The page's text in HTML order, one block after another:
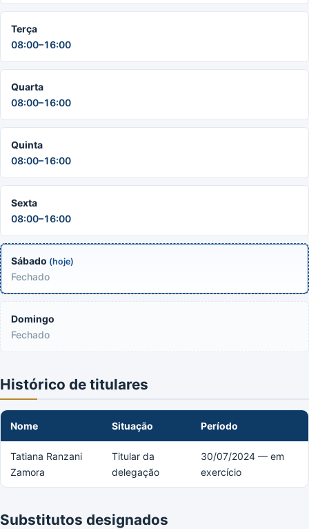
Terça
08:00–16:00
Quarta
08:00–16:00
Quinta
08:00–16:00
Sexta
08:00–16:00
Sábado (hoje)
Fechado
Domingo
Fechado
Histórico de titulares
Nome Situação Período
Tatiana Ranzani
Zamora
Titular da
delegação
30/07/2024 — em
exercício
Substitutos designados